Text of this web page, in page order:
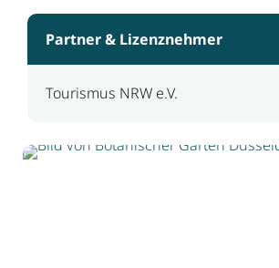
Partner & Lizenznehmer
Tourismus NRW e.V.